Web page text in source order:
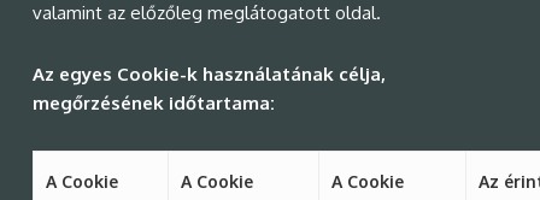
valamint az előzőleg meglátogatott oldal.
Az egyes Cookie-k használatának célja,
megőrzésének időtartama:
A Cookie
A Cookie
A Cookie
Az